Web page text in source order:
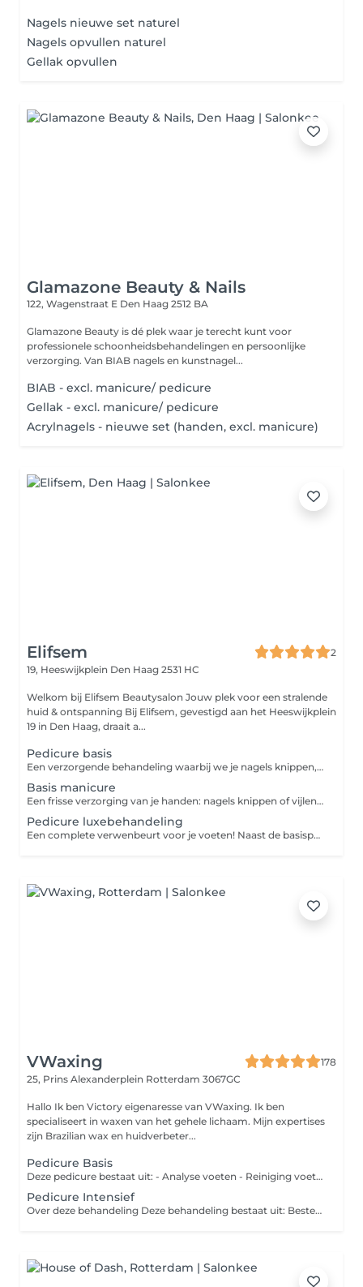
Nagels nieuwe set naturel
Nagels opvullen naturel
Gellak opvullen
Glamazone Beauty & Nails
122, Wagenstraat E Den Haag 2512 BA
Glamazone Beauty is dé plek waar je terecht kunt voor
professionele schoonheidsbehandelingen en persoonlijke
verzorging. Van BIAB nagels en kunstnagel...
BIAB - excl. manicure/ pedicure
Gellak - excl. manicure/ pedicure
Acrylnagels - nieuwe set (handen, excl. manicure)
Elifsem
2
19, Heeswijkplein Den Haag 2531 HC
Welkom bij Elifsem Beautysalon Jouw plek voor een stralende
huid & ontspanning Bij Elifsem, gevestigd aan het Heeswijkplein
19 in Den Haag, draait a...
Pedicure basis
Een verzorgende behandeling waarbij we je nagels knippen, polijsten, nagelriemen verzorgen en kleine ongemakken zoals licht eelt verwijderen. Perfect voor mooie, gezonde voeten.
Basis manicure
Een frisse verzorging van je handen: nagels knippen of vijlen, nagelriemen verzorgen en de huid intensief hydrateren. Voor een nette, verzorgde uitstraling, elke dag weer.
Pedicure luxebehandeling
Een complete verwenbeurt voor je voeten! Naast de basispedicure geniet je van een luxe scrub, een voedend masker en een ontspannende voetmassage.
VWaxing
178
25, Prins Alexanderplein Rotterdam 3067GC
Hallo Ik ben Victory eigenaresse van VWaxing. Ik ben
specialiseert in waxen van het gehele lichaam. Mijn expertises
zijn Brazilian wax en huidverbeter...
Pedicure Basis
Deze pedicure bestaat uit: - Analyse voeten - Reiniging voeten - Knippen nagels - Verwijderen licht eelt - Reiniging nagelomgeving - Voetcrème - Hot Towel - Nagellak
Pedicure Intensief
Over deze behandeling Deze behandeling bestaat uit: Bestemd voor zware eelt en hielkloven - Voetanalyse - Reiniging - Eelt voorbehandelen - Nagels knippen - Nagels frezen - Reiniging nagelomgeving - Nagelriemen verzorgen - Nagelriemolie - Eelt verwijderen - Eelt frezen - Likdoorns verwijderen - Eventueel behandelen van een schimmelnagel - Eventueel behandelen van een ingroeiende nagel - Hot Towel - Voetcrème